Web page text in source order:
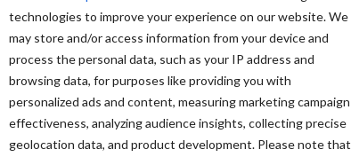
technologies to improve your experience on our website. We
may store and/or access information from your device and
process the personal data, such as your IP address and
browsing data, for purposes like providing you with
personalized ads and content, measuring marketing campaign
effectiveness, analyzing audience insights, collecting precise
geolocation data, and product development. Please note that
sessie zijn. We hebben al tweemaal eerder
een concept-landbouwakkoord – driemaal is
weken in gesprek blijven; met andere
en ook intern met onze eigen sectoren en